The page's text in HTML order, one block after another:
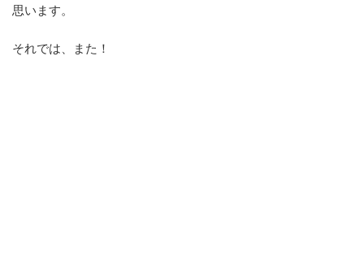
思います。
それでは、また！